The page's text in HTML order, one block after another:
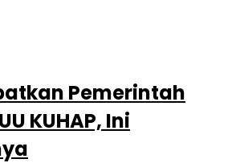
Pemerintah
KUHAP, Ini